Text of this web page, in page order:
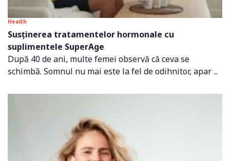
Health
Susținerea tratamentelor hormonale cu
suplimentele SuperAge
După 40 de ani, multe femei observă că ceva se
schimbă. Somnul nu mai este la fel de odihnitor, apar ...